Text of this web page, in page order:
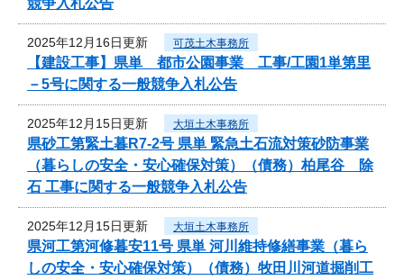
2025年12月16日更新 可茂土木事務所
【建設工事】県単 都市公園事業 工事/工園1単第里
－5号に関する一般競争入札公告
2025年12月15日更新 大垣土木事務所
県砂工第緊土暮R7-2号 県単 緊急土石流対策砂防事業
（暮らしの安全・安心確保対策）（債務）柏尾谷 除
石 工事に関する一般競争入札公告
2025年12月15日更新 大垣土木事務所
県河工第河修暮安11号 県単 河川維持修繕事業（暮ら
しの安全・安心確保対策）（債務）牧田川河道掘削工